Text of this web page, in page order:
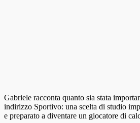
Gabriele racconta quanto sia stata
indirizzo Sportivo: una scelta di studio
e preparato a diventare un giocatore di